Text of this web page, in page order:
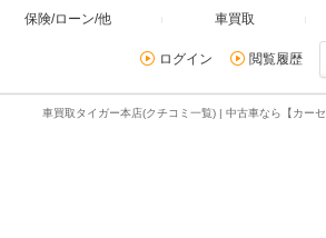
保険/ローン/他 車買取
ログイン 閲覧履歴
車買取タイガー本店(クチコミ一覧) | 中古車なら【カーセ